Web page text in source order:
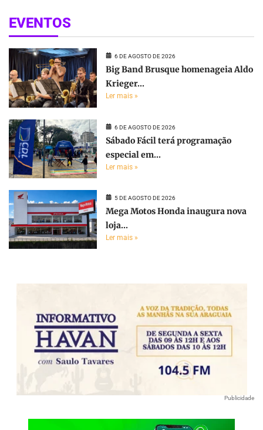
EVENTOS
6 DE AGOSTO DE 2026
Big Band Brusque homenageia Aldo
Krieger...
Ler mais »
6 DE AGOSTO DE 2026
Sábado Fácil terá programação
especial em...
Ler mais »
5 DE AGOSTO DE 2026
Mega Motos Honda inaugura nova
loja...
Ler mais »
Publicidade